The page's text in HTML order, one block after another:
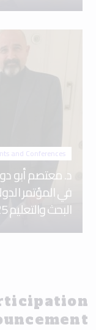
and Conferences
د. معتصم أبو
البحث والتعليم e-AGE25 في عمّان